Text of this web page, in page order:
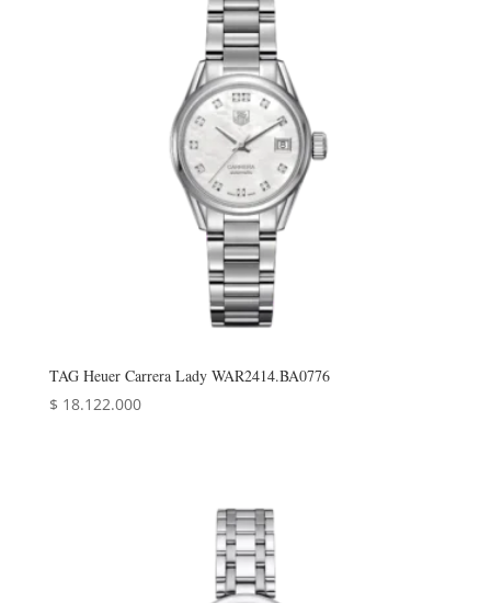
TAG Heuer Carrera Lady WAR2414.BA0776
$ 18.122.000